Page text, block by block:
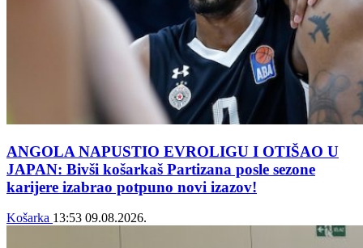
ANGOLA NAPUSTIO EVROLIGU I OTIŠAO U
JAPAN: Bivši košarkaš Partizana posle sezone
karijere izabrao potpuno novi izazov!
Košarka 13:53 09.08.2026.